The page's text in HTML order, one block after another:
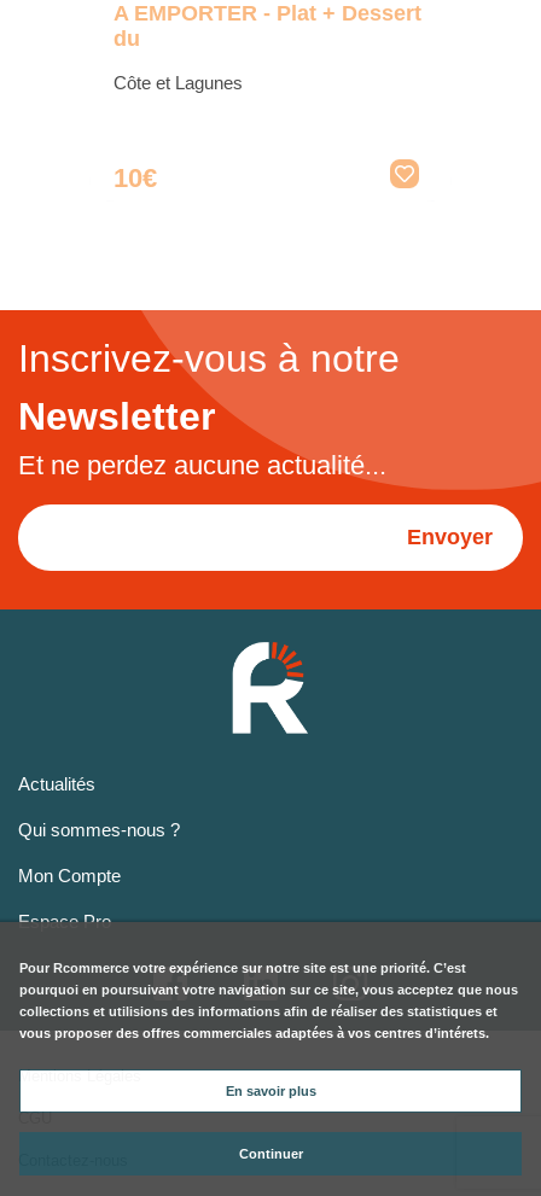
A EMPORTER - Plat + Dessert
du
Côte et Lagunes
10€
Inscrivez-vous à notre
Newsletter
Et ne perdez aucune actualité...
Envoyer
Actualités
Qui sommes-nous ?
Mon Compte
Espace Pro
Mentions Légales
CGU
Pour Rcommerce votre expérience sur notre site est une priorité. C’est
pourquoi en poursuivant votre navigation sur ce site, vous acceptez que nous
collections et utilisions des informations afin de réaliser des statistiques et
vous proposer des offres commerciales adaptées à vos centres d’intérets.
En savoir plus
Continuer